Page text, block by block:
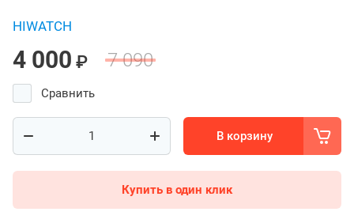
HIWATCH
7 090
4 000 ₽
Сравнить
В корзину
Купить в один клик